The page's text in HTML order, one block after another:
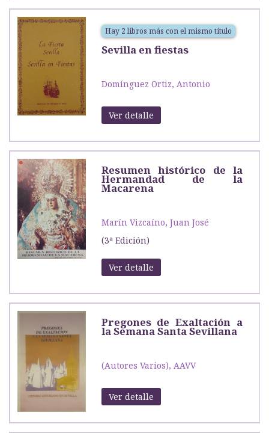
Hay 2 libros más con el mismo título
Sevilla en fiestas
Domínguez Ortiz, Antonio
Ver detalle
Resumen histórico de la
Hermandad de la
Macarena
Marín Vizcaíno, Juan José
(3ª Edición)
Ver detalle
Pregones de Exaltación a
la Semana Santa Sevillana
(Autores Varios), AAVV
Ver detalle